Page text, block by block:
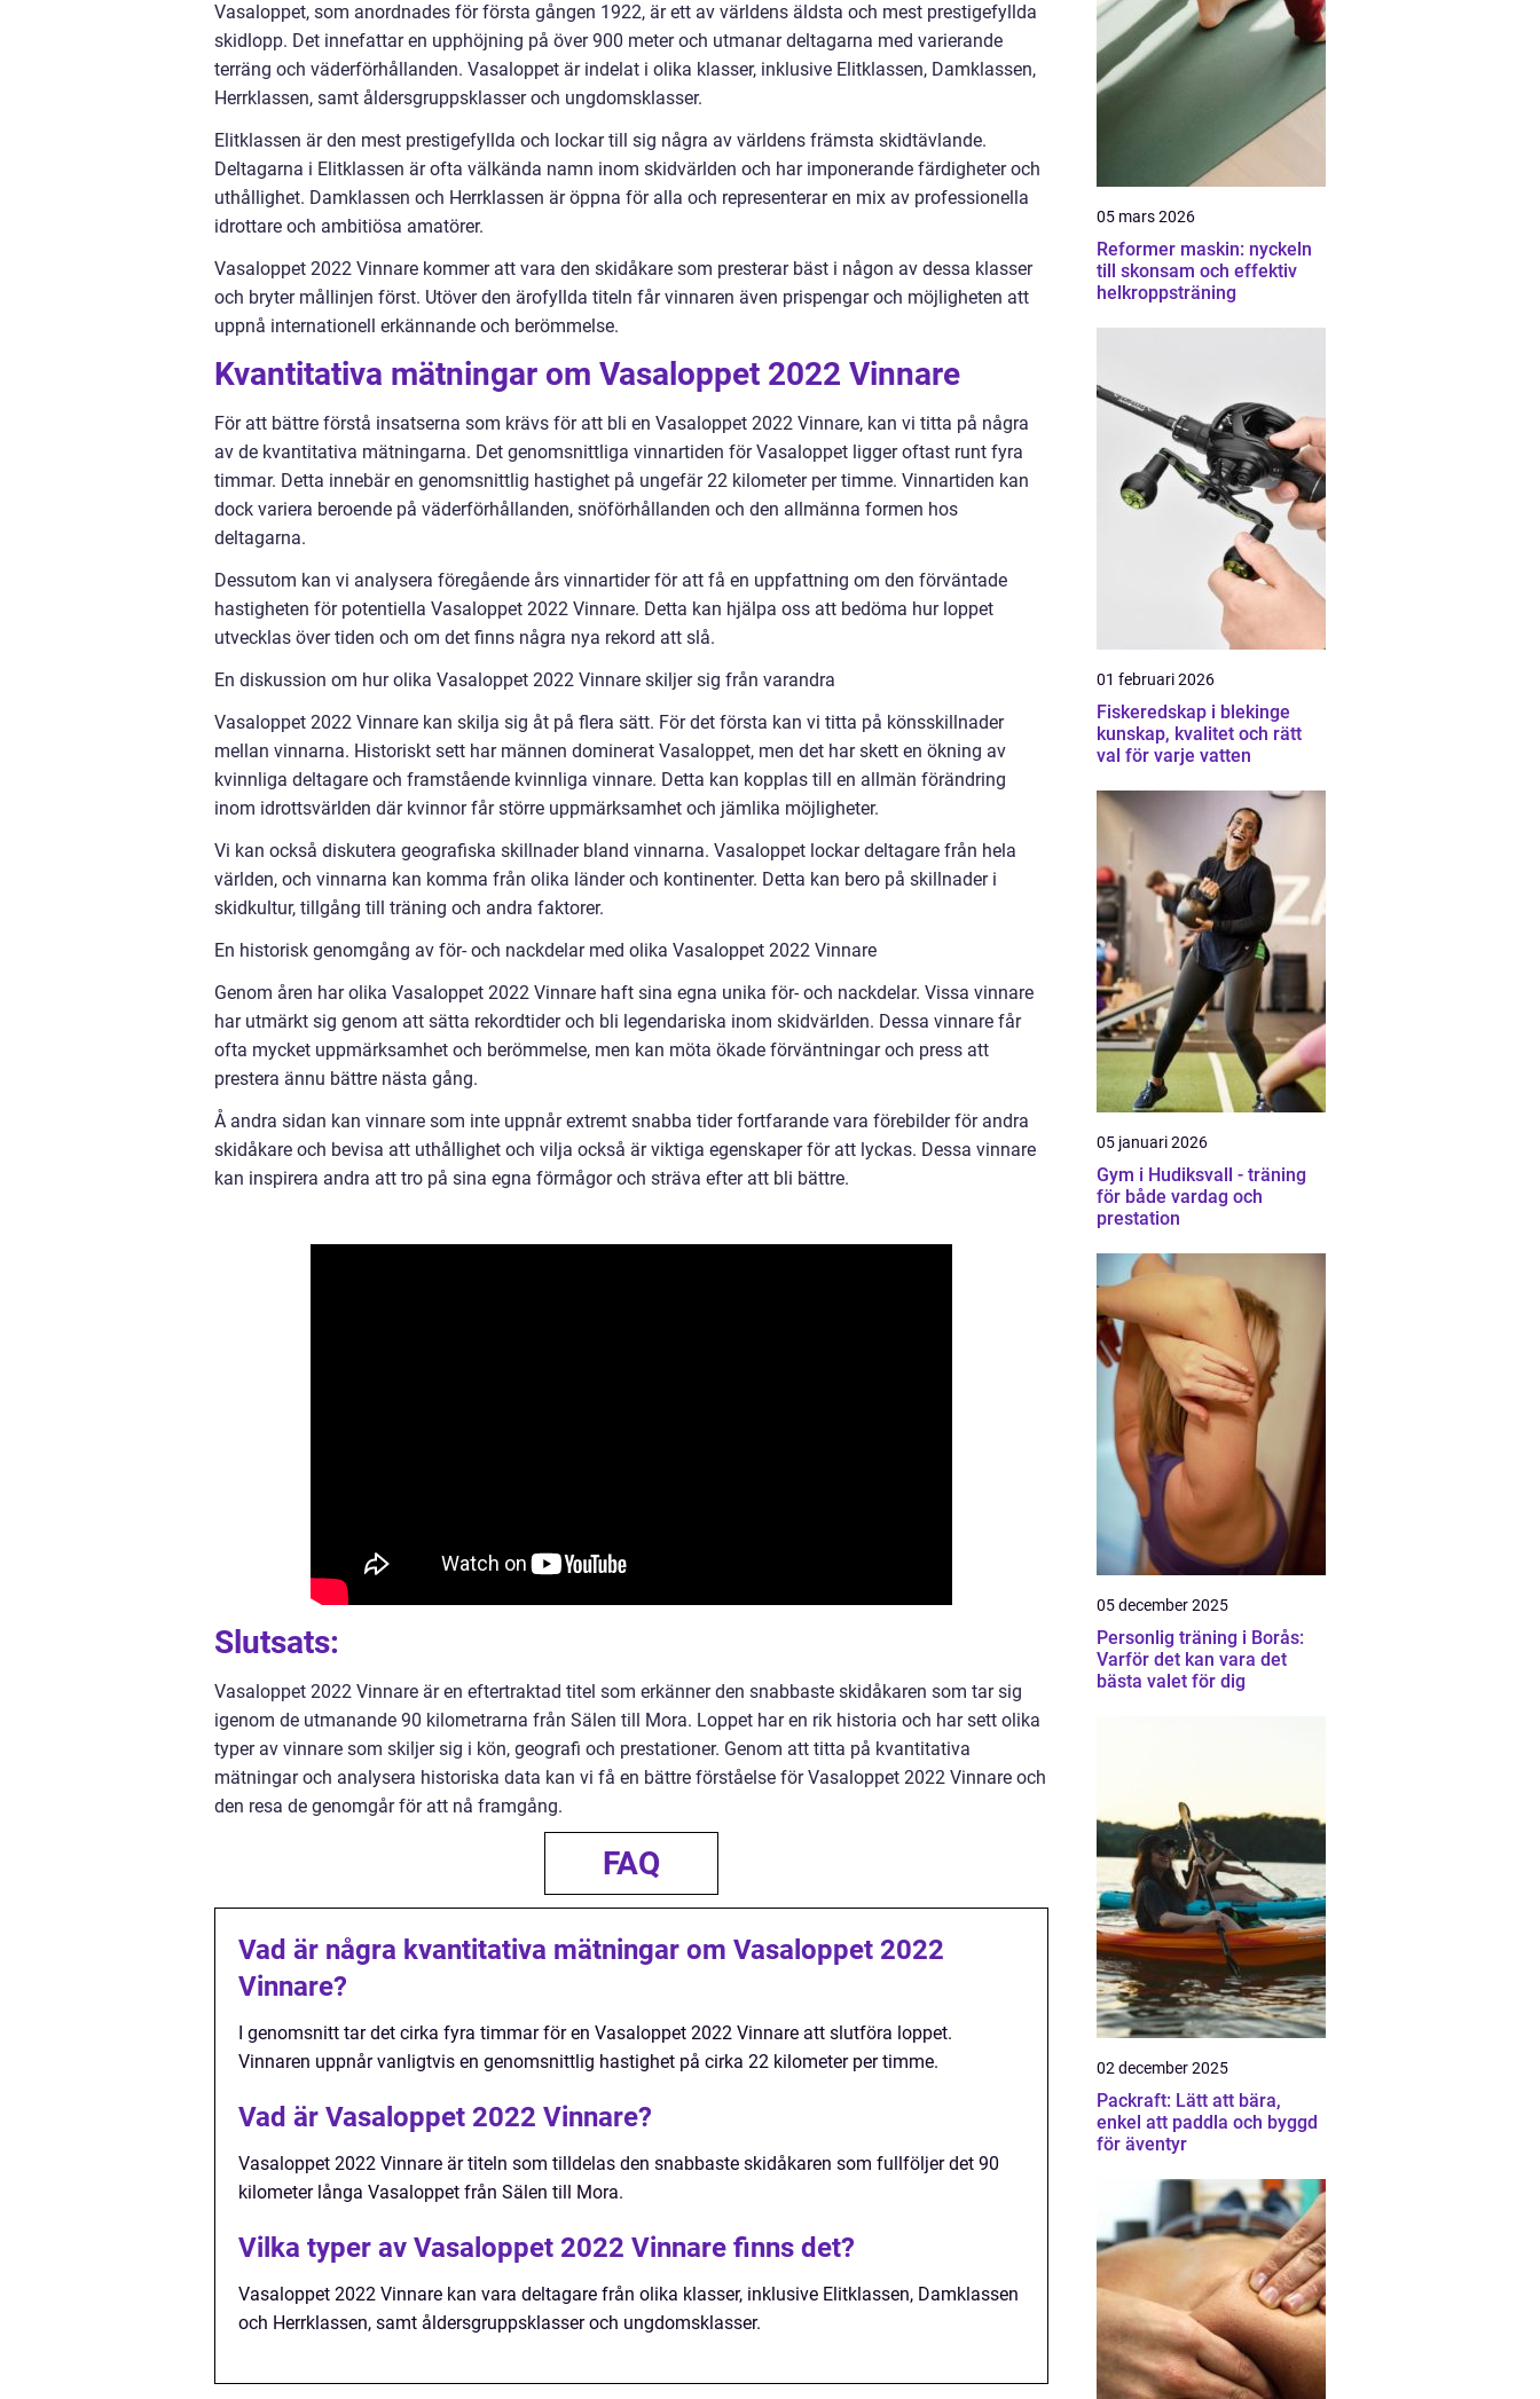
Vasaloppet, som anordnades för första gången 1922, är ett av världens äldsta och mest prestigefyllda
skidlopp. Det innefattar en upphöjning på över 900 meter och utmanar deltagarna med varierande
terräng och väderförhållanden. Vasaloppet är indelat i olika klasser, inklusive Elitklassen, Damklassen,
Herrklassen, samt åldersgruppsklasser och ungdomsklasser.
Elitklassen är den mest prestigefyllda och lockar till sig några av världens främsta skidtävlande.
Deltagarna i Elitklassen är ofta välkända namn inom skidvärlden och har imponerande färdigheter och
uthållighet. Damklassen och Herrklassen är öppna för alla och representerar en mix av professionella
idrottare och ambitiösa amatörer.
Vasaloppet 2022 Vinnare kommer att vara den skidåkare som presterar bäst i någon av dessa klasser
och bryter mållinjen först. Utöver den ärofyllda titeln får vinnaren även prispengar och möjligheten att
uppnå internationell erkännande och berömmelse.
Kvantitativa mätningar om Vasaloppet 2022 Vinnare
För att bättre förstå insatserna som krävs för att bli en Vasaloppet 2022 Vinnare, kan vi titta på några
av de kvantitativa mätningarna. Det genomsnittliga vinnartiden för Vasaloppet ligger oftast runt fyra
timmar. Detta innebär en genomsnittlig hastighet på ungefär 22 kilometer per timme. Vinnartiden kan
dock variera beroende på väderförhållanden, snöförhållanden och den allmänna formen hos
deltagarna.
Dessutom kan vi analysera föregående års vinnartider för att få en uppfattning om den förväntade
hastigheten för potentiella Vasaloppet 2022 Vinnare. Detta kan hjälpa oss att bedöma hur loppet
utvecklas över tiden och om det finns några nya rekord att slå.
En diskussion om hur olika Vasaloppet 2022 Vinnare skiljer sig från varandra
Vasaloppet 2022 Vinnare kan skilja sig åt på flera sätt. För det första kan vi titta på könsskillnader
mellan vinnarna. Historiskt sett har männen dominerat Vasaloppet, men det har skett en ökning av
kvinnliga deltagare och framstående kvinnliga vinnare. Detta kan kopplas till en allmän förändring
inom idrottsvärlden där kvinnor får större uppmärksamhet och jämlika möjligheter.
Vi kan också diskutera geografiska skillnader bland vinnarna. Vasaloppet lockar deltagare från hela
världen, och vinnarna kan komma från olika länder och kontinenter. Detta kan bero på skillnader i
skidkultur, tillgång till träning och andra faktorer.
En historisk genomgång av för- och nackdelar med olika Vasaloppet 2022 Vinnare
Genom åren har olika Vasaloppet 2022 Vinnare haft sina egna unika för- och nackdelar. Vissa vinnare
har utmärkt sig genom att sätta rekordtider och bli legendariska inom skidvärlden. Dessa vinnare får
ofta mycket uppmärksamhet och berömmelse, men kan möta ökade förväntningar och press att
prestera ännu bättre nästa gång.
Å andra sidan kan vinnare som inte uppnår extremt snabba tider fortfarande vara förebilder för andra
skidåkare och bevisa att uthållighet och vilja också är viktiga egenskaper för att lyckas. Dessa vinnare
kan inspirera andra att tro på sina egna förmågor och sträva efter att bli bättre.
Slutsats:
Vasaloppet 2022 Vinnare är en eftertraktad titel som erkänner den snabbaste skidåkaren som tar sig
igenom de utmanande 90 kilometrarna från Sälen till Mora. Loppet har en rik historia och har sett olika
typer av vinnare som skiljer sig i kön, geografi och prestationer. Genom att titta på kvantitativa
mätningar och analysera historiska data kan vi få en bättre förståelse för Vasaloppet 2022 Vinnare och
den resa de genomgår för att nå framgång.
FAQ
Vad är några kvantitativa mätningar om Vasaloppet 2022
Vinnare?
I genomsnitt tar det cirka fyra timmar för en Vasaloppet 2022 Vinnare att slutföra loppet.
Vinnaren uppnår vanligtvis en genomsnittlig hastighet på cirka 22 kilometer per timme.
Vad är Vasaloppet 2022 Vinnare?
Vasaloppet 2022 Vinnare är titeln som tilldelas den snabbaste skidåkaren som fullföljer det 90
kilometer långa Vasaloppet från Sälen till Mora.
Vilka typer av Vasaloppet 2022 Vinnare finns det?
Vasaloppet 2022 Vinnare kan vara deltagare från olika klasser, inklusive Elitklassen, Damklassen
och Herrklassen, samt åldersgruppsklasser och ungdomsklasser.
05 mars 2026
Reformer maskin: nyckeln
till skonsam och effektiv
helkroppsträning
01 februari 2026
Fiskeredskap i blekinge
kunskap, kvalitet och rätt
val för varje vatten
05 januari 2026
Gym i Hudiksvall - träning
för både vardag och
prestation
05 december 2025
Personlig träning i Borås:
Varför det kan vara det
bästa valet för dig
02 december 2025
Packraft: Lätt att bära,
enkel att paddla och byggd
för äventyr